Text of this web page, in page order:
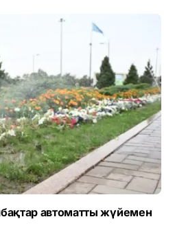
автоматты жүйемен